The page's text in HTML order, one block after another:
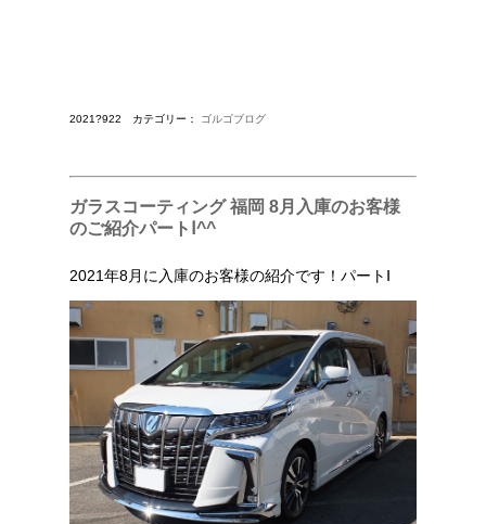
2021?922 カテゴリー： ゴルゴブログ
ガラスコーティング 福岡 8月入庫のお客様
のご紹介パートⅠ^^
2021年8月に入庫のお客様の紹介です！パートⅠ